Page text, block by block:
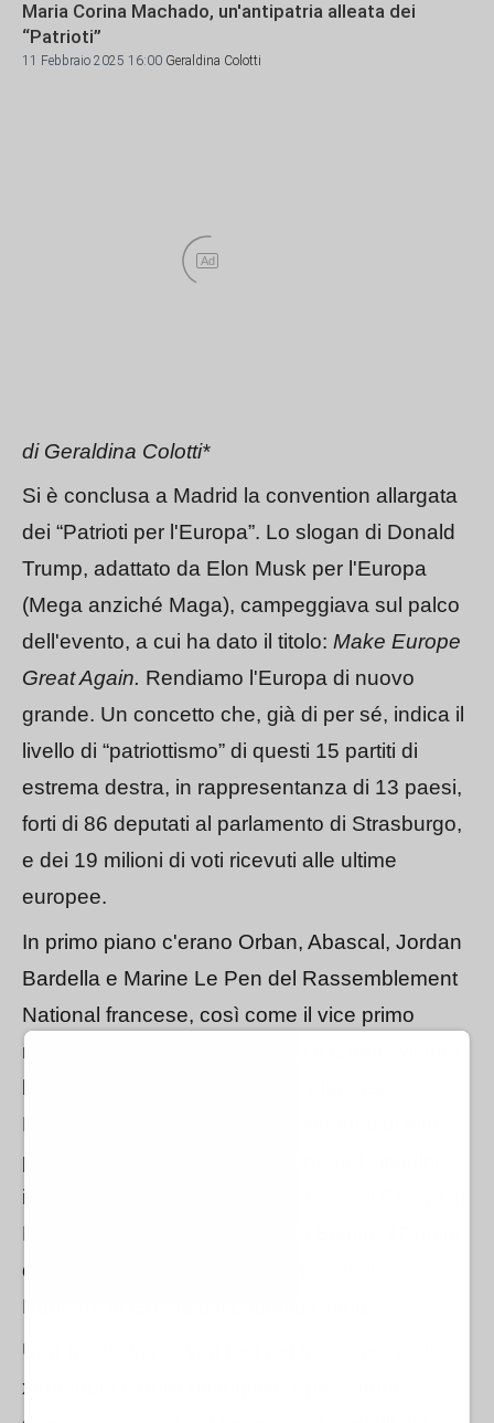
Maria Corina Machado, un'antipatria alleata dei
“Patrioti”
11 Febbraio 2025 16:00 Geraldina Colotti
Ad
di Geraldina Colotti*
Si è conclusa a Madrid la convention allargata
dei “Patrioti per l'Europa”. Lo slogan di Donald
Trump, adattato da Elon Musk per l'Europa
(Mega anziché Maga), campeggiava sul palco
dell'evento, a cui ha dato il titolo: Make Europe
Great Again. Rendiamo l'Europa di nuovo
grande. Un concetto che, già di per sé, indica il
livello di “patriottismo” di questi 15 partiti di
estrema destra, in rappresentanza di 13 paesi,
forti di 86 deputati al parlamento di Strasburgo,
e dei 19 milioni di voti ricevuti alle ultime
europee.
In primo piano c'erano Orban, Abascal, Jordan
Bardella e Marine Le Pen del Rassemblement
National francese, così come il vice primo
ministro italiano
Presenti, però, anche i rappresentanti di altri
partiti di estrema destra: l'Azione dei cittadini
insoddisfatti nella Repubblica Ceca, il Chega in
Portogallo, il Vlaams Belang in Belgio, il Partito
del Popolo in Danimarca, la Voce della
Ragione in Grecia e il Lettonia Prima.
Una galassia nei vari toni del fascismo, della
xenofobia e della misoginia. Spazzatura